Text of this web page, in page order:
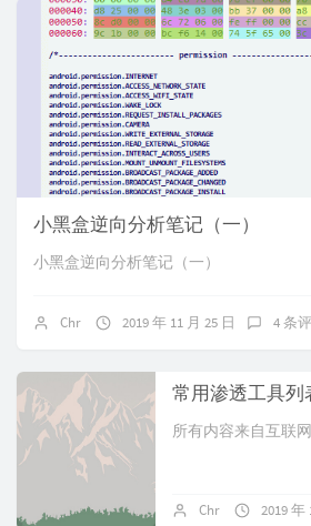
小黑盒逆向分析笔记（一）
小黑盒逆向分析笔记（一）
Chr 2019 年 11 月 25 日 4 条
常用渗透工具列
所有内容来自互联网
Chr 2019 年